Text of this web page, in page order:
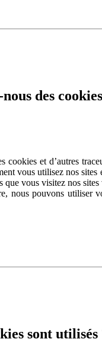
des
cookies et d’autres
vous utilisez nos
que vous visitez nos
nous pouvons utiliser
sont utilisés